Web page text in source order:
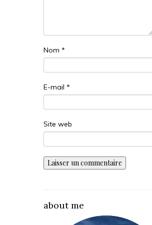
Nom *
E-mail *
Site web
about me